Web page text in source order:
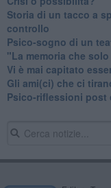
​Storia di un tacco a
controllo
​Psico-sogno di un
"La memoria che
​Vi è mai capitato
​Gli ami(ci) che ci
Psico-riflessioni post